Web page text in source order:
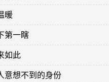
暖
第一瞎
如此
意想不到的身份